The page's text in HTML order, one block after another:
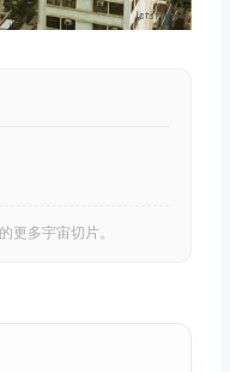
更多宇宙切片。